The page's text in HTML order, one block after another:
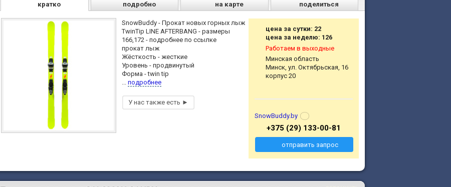
кратко подробно на карте поделиться
SnowBuddy - Прокат новых горных лыж
TwinTip LINE AFTERBANG - размеры
166,172 - подробнее по ссылке
прокат лыж
Жёсткость - жесткие
Уровень - продвинутый
Форма - twin tip
... подробнее
цена за сутки: 22
цена за неделю: 126
Работаем в выходные
Минская область
Минск, ул. Октябрьская, 16
корпус 20
SnowBuddy.by
+375 (29) 133-00-81
отправить запрос